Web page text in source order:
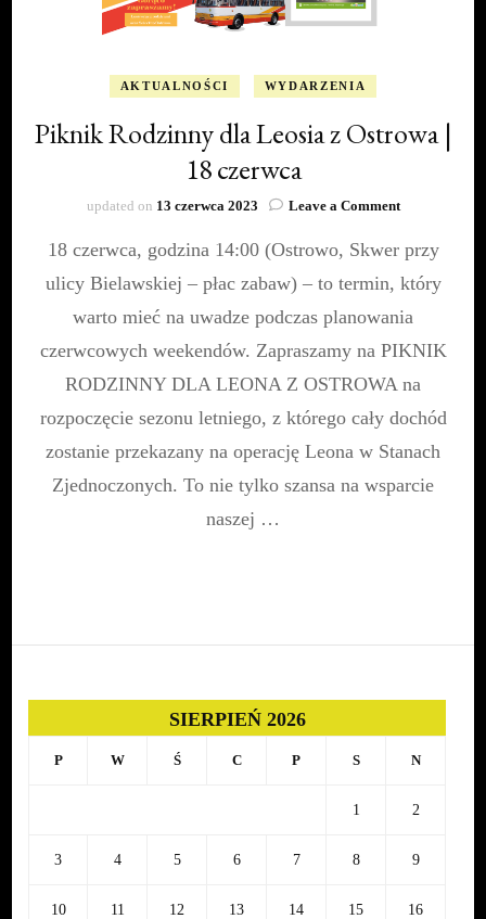
AKTUALNOŚCI WYDARZENIA
Piknik Rodzinny dla Leosia z Ostrowa |
18 czerwca
updated on 13 czerwca 2023 Leave a Commenton
Rodzinny
Leosia
z
|
18 czerwca, godzina 14:00 (Ostrowo, Skwer przy
ulicy Bielawskiej – płac zabaw) – to termin, który
warto mieć na uwadze podczas planowania
czerwcowych weekendów. Zapraszamy na PIKNIK
RODZINNY DLA LEONA Z OSTROWA na
rozpoczęcie sezonu letniego, z którego cały dochód
zostanie przekazany na operację Leona w Stanach
Zjednoczonych. To nie tylko szansa na wsparcie
naszej …
SIERPIEŃ 2026
P W Ś C P S N
1 2
3 4 5 6 7 8 9
10 11 12 13 14 15 16